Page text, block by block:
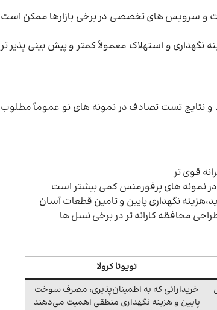
و سرویس های تخصصی در برخی بازارها ممکن است
و استهلاک معمولاً کمتر و پیش بینی پذیر تر
نتایج تست تصادف در نمونه های نو عموماً مطلوب
قوی تر
نمونه های پرفورمنس کمی بیشتر است
نگهداری پایین و تامین قطعات آسان
محافظه کارانه تر در برخی نسل ها
تویوتا کرولا
خریدارانی که به اطمینان‌پذیری، مصرف سوخت
پایین و هزینه نگهداری منطقی اهمیت می‌دهند